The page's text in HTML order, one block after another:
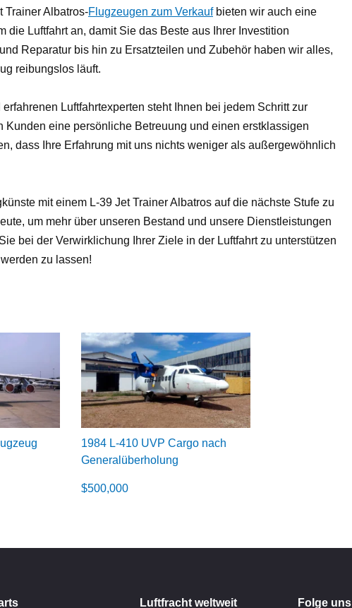
Trainer Albatros-Flugzeugen zum Verkaufbieten wir auch eine
die Luftfahrt an, damit Sie das Beste aus Ihrer Investition
Reparatur bis hin zu Ersatzteilen und Zubehör haben wir alles,
reibungslos läuft.
Luftfahrtexperten steht Ihnen bei jedem Schritt zur
Kunden eine persönliche Betreuung und einen erstklassigen
dass Ihre Erfahrung mit uns nichts weniger als außergewöhnlich
mit einem L-39 Jet Trainer Albatros auf die nächste Stufe zu
um mehr über unseren Bestand und unsere Dienstleistungen
bei der Verwirklichung Ihrer Ziele in der Luftfahrt zu unterstützen
zu lassen!
1984 L-410 UVP Cargo nach
Generalüberholung
$500,000
Luftfracht weltweit Folge uns